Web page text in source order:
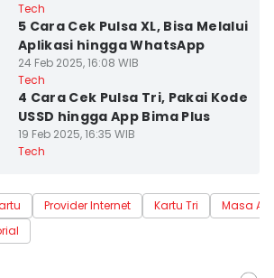
Tech
5 Cara Cek Pulsa XL, Bisa Melalui
Aplikasi hingga WhatsApp
24 Feb 2025, 16:08 WIB
Tech
4 Cara Cek Pulsa Tri, Pakai Kode
USSD hingga App Bima Plus
19 Feb 2025, 16:35 WIB
Tech
Provider Internet Kartu Tri
Masa